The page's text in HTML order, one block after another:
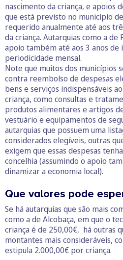
nascimento da criança, e apoios
que está previsto no município
requerido anualmente até aos
da criança. Autarquias como a de
apoio também até aos 3 anos de
periodicidade mensal.
Note que muitos dos municípios
contra reembolso de despesas
bens e serviços indispensáveis
criança, como consultas e
produtos alimentares e artigos
vestuário e equipamentos de
autarquias que possuem uma
considerados elegíveis, outras
exigem que essas despesas
concelhia (assumindo o apoio
dinamizar a economia local).
Que valores pode
Se há autarquias que são mais
como a de Alcobaça, em que o
criança é de 250,00€, há outras
montantes mais consideráveis,
estipula 2.000,00€ por criança.